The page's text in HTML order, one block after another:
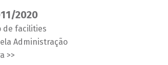
2020
de facilities
Administração
>>